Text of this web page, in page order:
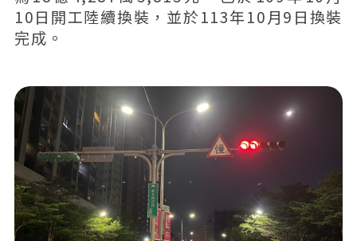
10日開工陸續換裝，並於113年10月9日換裝
完成。